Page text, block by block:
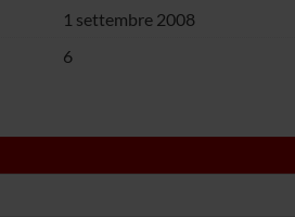
1 settembre 2008
6